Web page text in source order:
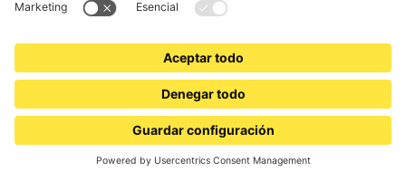
Producimos con excelente calidad a precios justos desde
Seguridad garantizada
Experiencia y conocimiento combinados con innovación y
creatividad.